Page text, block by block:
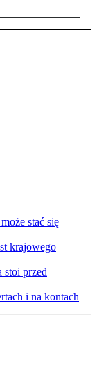
stać się
krajowego
stoi przed
i na kontach